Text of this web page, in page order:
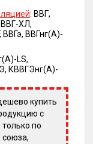
: ВВГ,
ВВГ-ХЛ,
ВВГэ, ВВГнг(А)-
LS,
КВВГЭнг(А)-
купить
с
по
союза,